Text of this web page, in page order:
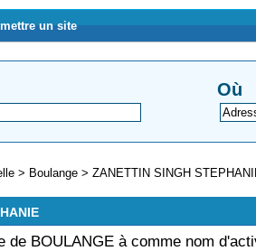
un site
Où
> Boulange > ZANETTIN SINGH
de BOULANGE à comme nom